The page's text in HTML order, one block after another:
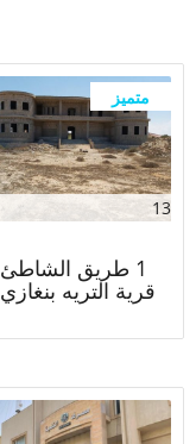
متميز
13
1 طريق الشاطئ
قرية التريه بنغازي